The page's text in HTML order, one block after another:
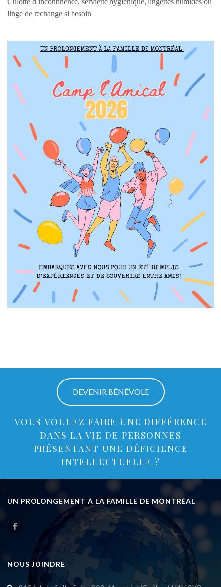
Culotte d’incontinence, serviette hygiénique, lingettes humides ou
linge de rechange si besoin
DEVENIR BÉNÉVOLE
VOUS VOULEZ FAIRE UNE DIFFÉRENCE
DANS LA VIE DE PERSONNES
PRÉSENTANT UNE DÉFICIENCE
INTELLECTUELLE ?
UN PROLONGEMENT À LA FAMILLE DE MONTRÉAL
NOUS JOINDRE